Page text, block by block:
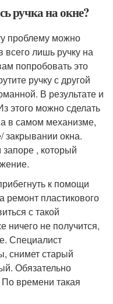
ручка на окне?
проблему можно
всего лишь ручку на
попробовать это
ручку с другой
В результате и
этого можно сделать
в самом механизме,
закрывании окна.
, который
к помощи
ремонт пластикового
с такой
ничего не получится,
Специалист
снимет старый
Обязательно
По времени такая